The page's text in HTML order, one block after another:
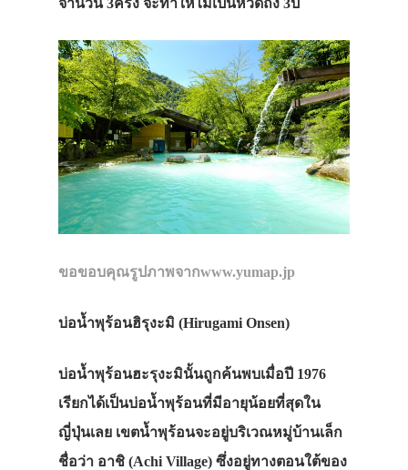
จำนวน 3ครั้ง จะทำให้ไม่เป็นหวัดถึง 3ปี
ขอขอบคุณรูปภาพจากwww.yumap.jp
บ่อน้ำพุร้อนฮิรุงะมิ (Hirugami Onsen)
บ่อน้ำพุร้อนฮะรุงะมินั้นถูกค้นพบเมื่อปี 1976
เรียกได้เป็นบ่อน้ำพุร้อนที่มีอายุน้อยที่สุดใน
ญี่ปุ่นเลย เขตน้ำพุร้อนจะอยู่บริเวณหมู่บ้านเล็ก
ชื่อว่า อาชิ (Achi Village) ซึ่งอยู่ทางตอนใต้ของ
รถบัส
เดินทาง
ทัวร์
ที่พัก
สาระน่ารู้
VIDEO
ภาพประทับใจ